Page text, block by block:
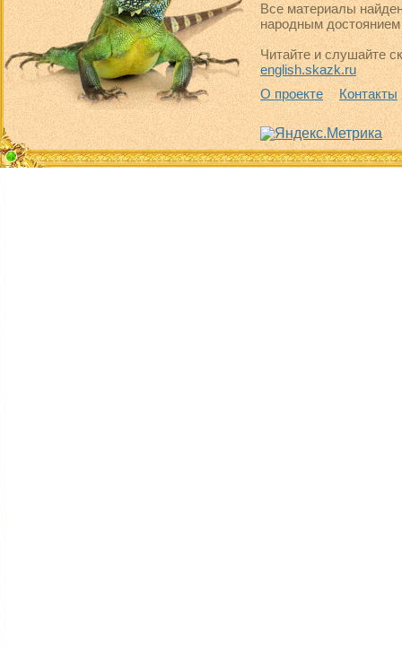
Все материалы
народным достоянием
Читайте и слушайте
english.skazk.ru
О проекте
Контакты